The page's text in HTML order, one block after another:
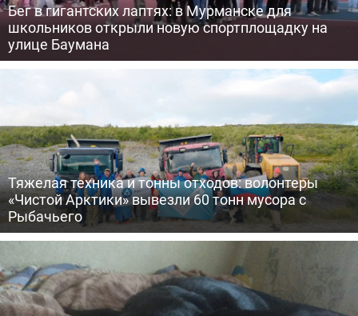
Бег в гигантских лаптях: в Мурманске для
школьников открыли новую спортплощадку на
улице Баумана
Тяжелая техника и тонны отходов: волонтеры
«Чистой Арктики» вывезли 60 тонн мусора с
Рыбачьего